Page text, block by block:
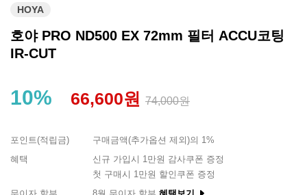
HOYA
호야 PRO ND500 EX 72mm 필터 ACCU코팅
IR-CUT
10% 66,600원 74,000원
포인트(적립금)
구매금액(추가옵션 제외)의 1%
혜택
신규 가입시 1만원 감사쿠폰 증정
첫 구매시 1만원 할인쿠폰 증정